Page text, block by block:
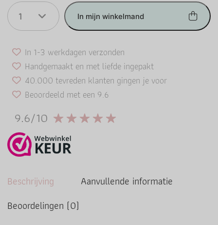
1 In mijn winkelmand
In 1-3 werkdagen verzonden
Handgemaakt en met liefde ingepakt
40.000 tevreden klanten gingen je voor
Beoordeeld met een 9.6
9.6/10
Beschrijving
Aanvullende informatie
Beoordelingen (0)